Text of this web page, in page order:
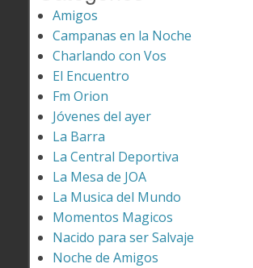
Amigos
Campanas en la Noche
Charlando con Vos
El Encuentro
Fm Orion
Jóvenes del ayer
La Barra
La Central Deportiva
La Mesa de JOA
La Musica del Mundo
Momentos Magicos
Nacido para ser Salvaje
Noche de Amigos